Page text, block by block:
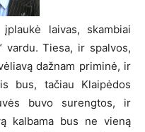
laivas, skambiai
vardu. Tiesa, ir spalvos,
dažnam priminė, ir
bus, tačiau Klaipėdos
buvo surengtos, ir
kalbama bus ne vieną